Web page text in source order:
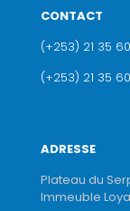
CONTACT
(+253) 21 35 60
(+253) 21 35
ADRESSE
Plateau du
Immeuble